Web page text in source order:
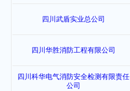
四川武盾实业总公司
四川华胜消防工程有限公司
四川科华电气消防安全检测有限责任
公司